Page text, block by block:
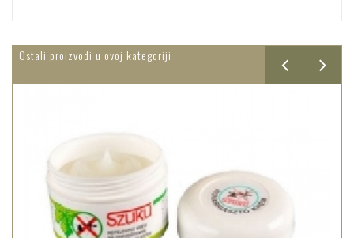
Ostali proizvodi u ovoj kategoriji